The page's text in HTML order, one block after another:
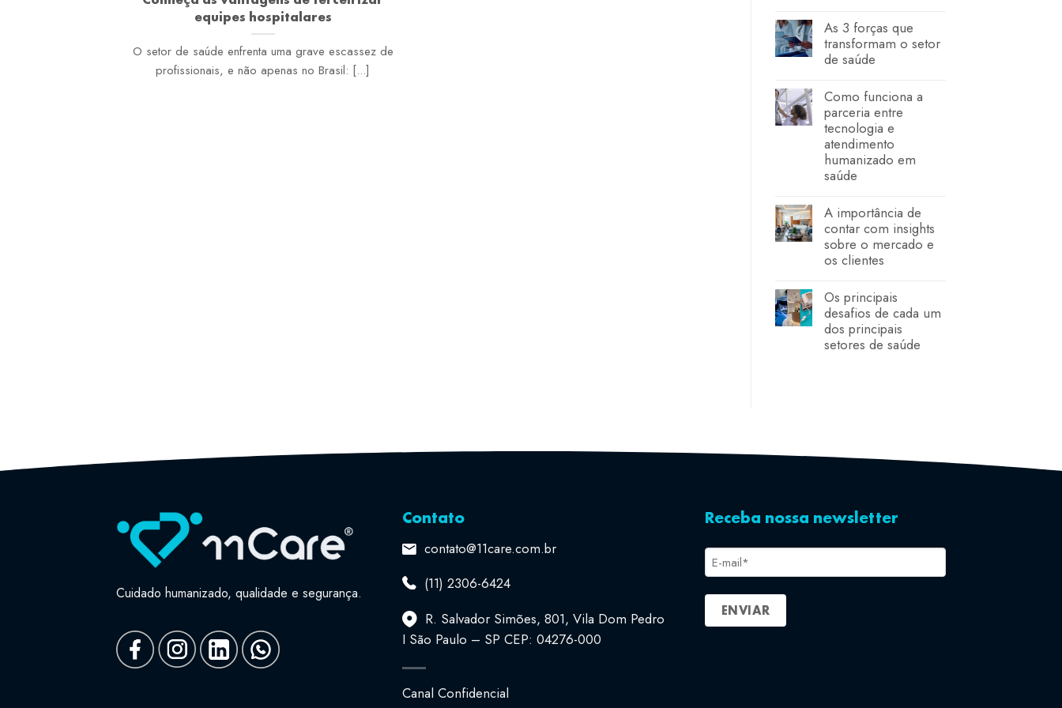
equipes hospitalares
O setor de saúde enfrenta uma grave escassez de
profissionais, e não apenas no Brasil: [...]
As 3 forças que
transformam o setor
de saúde
Como funciona a
parceria entre
tecnologia e
atendimento
humanizado em
saúde
A importância de
contar com insights
sobre o mercado e
os clientes
Os principais
desafios de cada um
dos principais
setores de saúde
Cuidado humanizado, qualidade e segurança.
Contato
contato@11care.com.br
(11) 2306-6424
R. Salvador Simões, 801, Vila Dom Pedro
I São Paulo – SP CEP: 04276-000
Canal Confidencial
Receba nossa newsletter
E-
mail
*